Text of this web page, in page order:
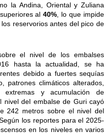
la Andina, Oriental y Zuliana
al40% , lo que impide
reservorios antes del pico de
el nivel de los embalses
hasta la actualidad, se ha
debido a fuertes sequías
patrones climáticos alterados,
extremas y acumulación de
nivel del embalse de Guri cayó
242 metros sobre el nivel del
los reportes para el 2025-
en los niveles en varios